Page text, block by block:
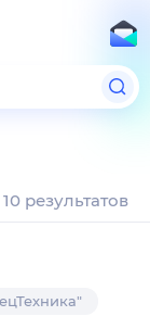
результатов